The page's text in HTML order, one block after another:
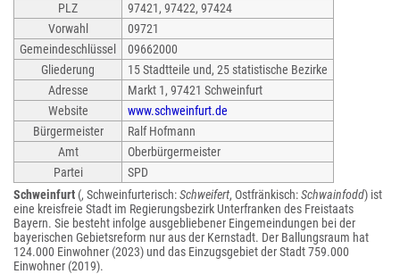
PLZ
97421, 97422, 97424
Vorwahl
09721
Gemeindeschlüssel
09662000
Gliederung
15 Stadtteile und, 25 statistische Bezirke
Adresse
Markt 1, 97421 Schweinfurt
Website
www.schweinfurt.de
Bürgermeister
Ralf Hofmann
Amt
Oberbürgermeister
Partei
SPD
Schweinfurt (, Schweinfurterisch:Schweifert, Ostfränkisch:Schwainfodd) ist
eine kreisfreie Stadt im Regierungsbezirk Unterfranken des Freistaats
Bayern. Sie besteht infolge ausgebliebener Eingemeindungen bei der
bayerischen Gebietsreform nur aus der Kernstadt. Der Ballungsraum hat
124.000 Einwohner (2023) und das Einzugsgebiet der Stadt 759.000
Einwohner (2019).